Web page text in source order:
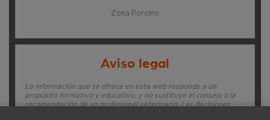
Zona Porcino
Aviso legal
La información que se ofrece en esta web responde a un
propósito formativo y educativo, y no sustituye el consejo o la
recomendación de un profesional veterinario. Las decisiones